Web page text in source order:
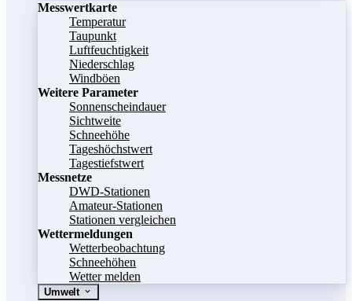
Messwertkarte
Temperatur
Taupunkt
Luftfeuchtigkeit
Niederschlag
Windböen
Weitere Parameter
Sonnenscheindauer
Sichtweite
Schneehöhe
Tageshöchstwert
Tagestiefstwert
Messnetze
DWD-Stationen
Amateur-Stationen
Stationen vergleichen
Wettermeldungen
Wetterbeobachtung
Schneehöhen
Wetter melden
Umwelt